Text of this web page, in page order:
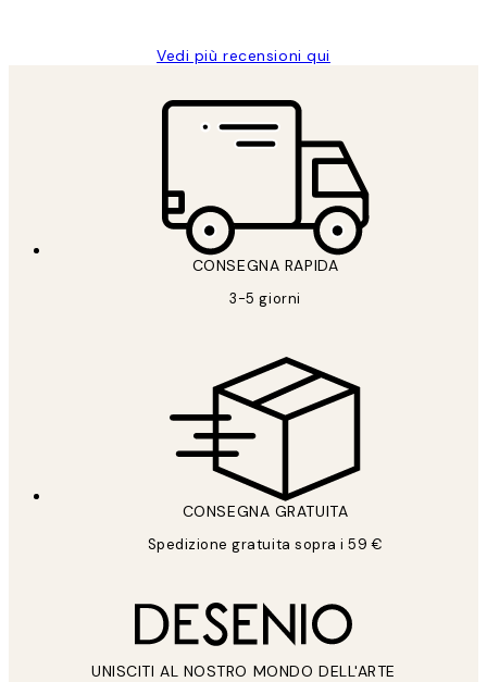
Vedi più recensioni qui
CONSEGNA RAPIDA
3-5 giorni
CONSEGNA GRATUITA
Spedizione gratuita sopra i 59 €
UNISCITI AL NOSTRO MONDO DELL'ARTE